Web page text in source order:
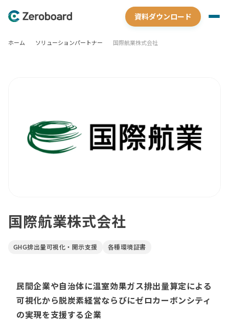
資料ダウンロード
ホーム ソリューションパートナー 国際航業株式会社
国際航業株式会社
GHG排出量可視化・開示支援 各種環境証書
民間企業や自治体に温室効果ガス排出量算定による
可視化から脱炭素経営ならびにゼロカーボンシティ
の実現を支援する企業